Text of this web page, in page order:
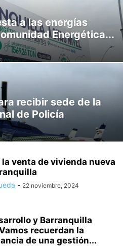
a las energías
Energética...
recibir sede de la
de Policía
la venta de vivienda nueva
- 22 noviembre, 2024
y Barranquilla
recuerdan la
de una gestión...